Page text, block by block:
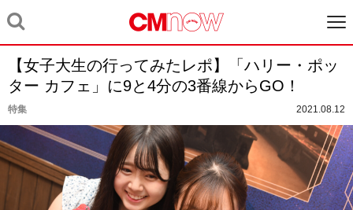
【女子大生の行ってみたレポ】「ハリー・ポッ
ター カフェ」に9と4分の3番線からGO！
特集 2021.08.12